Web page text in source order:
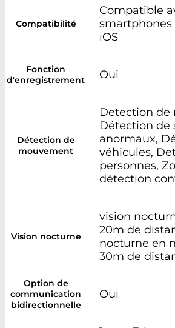
Compatibilité
Compatible
iOS
Fonction
d'enregistrement
Oui
Détection de
mouvement
Detection de
Détection de
anormaux,
véhicules,
personnes,
détection
Vision nocturne
vision
20m de
nocturne en
30m de
Option de
communication
bidirectionnelle
Oui